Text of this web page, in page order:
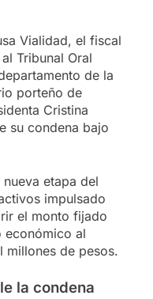
Vialidad, el fiscal
Tribunal Oral
de la
porteño de
Cristina
su condena bajo
etapa del
impulsado
el monto fijado
económico al
millones de pesos.
la condena